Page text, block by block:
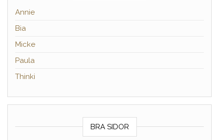
Annie
Bia
Micke
Paula
Thinki
BRA SIDOR